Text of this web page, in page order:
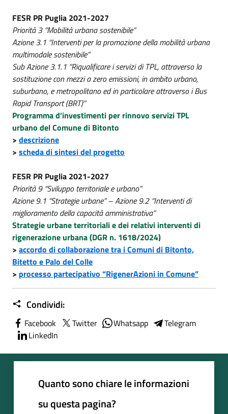
FESR PR Puglia 2021-2027
Priorità 3 “Mobilità urbana sostenibile”
Azione 3.1 “Interventi per la promozione della mobilità urbana
multimodale sostenibile”
Sub Azione 3.1.1 “Riqualificare i servizi di TPL, attraverso la
sostituzione con mezzi a zero emissioni, in ambito urbano,
suburbano, e metropolitano ed in particolare attraverso i Bus
Rapid Transport (BRT)”
Programma d’investimenti per rinnovo servizi TPL
urbano del Comune di Bitonto
> descrizione
> scheda di sintesi del progetto
FESR PR Puglia 2021-2027
Priorità 9 “Sviluppo territoriale e urbano”
Azione 9.1 “Strategie urbane” – Azione 9.2 “Interventi di
miglioramento della capacità amministrativa”
Strategie urbane territoriali e dei relativi interventi di
rigenerazione urbana (DGR n. 1618/2024)
> accordo di collaborazione tra i Comuni di Bitonto,
Bitetto e Palo del Colle
> processo partecipativo “RigenerAzioni in Comune”
Condividi:
Facebook Twitter Whatsapp
Telegram
LinkedIn
Quanto sono chiare le informazioni
su questa pagina?